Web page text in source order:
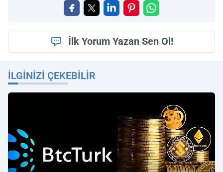
İlk Yorum Yazan Sen Ol!
İLGINIZI ÇEKEBILIR